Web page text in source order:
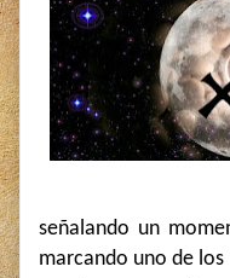
señalando un
marcando uno de